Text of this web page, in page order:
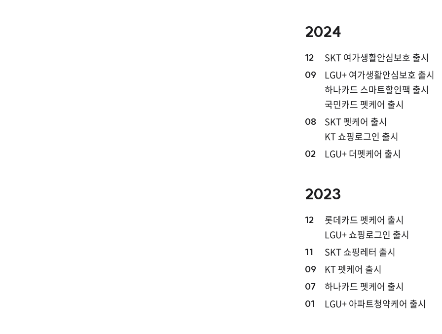
2024
12 SKT 여가생활안심보호 출시
09
LGU+ 여가생활안심보호 출시
하나카드 스마트할인팩 출시
국민카드 펫케어 출시
08
SKT 펫케어 출시
KT 쇼핑로그인 출시
02 LGU+ 더펫케어 출시
2023
12
롯데카드 펫케어 출시
LGU+ 쇼핑로그인 출시
11 SKT 쇼핑레터 출시
09 KT 펫케어 출시
07 하나카드 펫케어 출시
01 LGU+ 아파트청약케어 출시